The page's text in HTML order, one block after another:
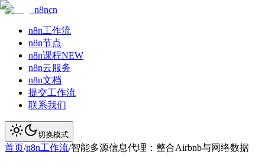
n8ncn
n8n工作流
n8n节点
n8n课程NEW
n8n云服务
n8n文档
提交工作流
联系我们
切换模式
首页/n8n工作流/智能多源信息代理：整合Airbnb与网络数据